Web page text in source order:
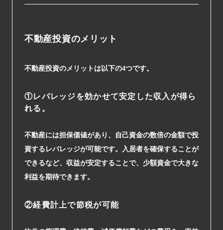
不動産投資のメリット
不動産投資のメリットは以下の4つです。
①レバレッジを効かせて安定した収入が得ら
れる。
不動産には担保価値があり、自己資金の数倍の金額で投
資するレバレッジが可能です。入居者を確保することが
できるなど、収益が安定することで、少額資金で大きな
利益を期待できます。
②経費計上で節税が可能